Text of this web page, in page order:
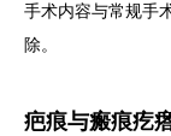
手术内容与常规手
除。
疤痕与瘢痕疙